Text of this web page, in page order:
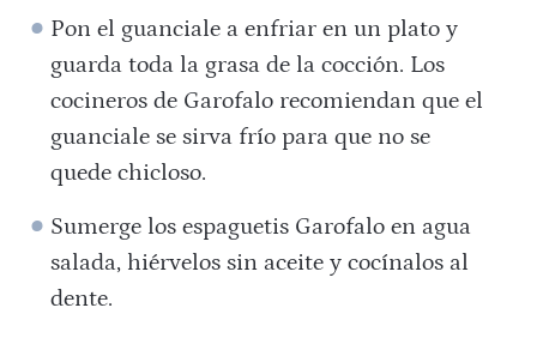
Pon el guanciale a enfriar en un plato y
guarda toda la grasa de la cocción. Los
cocineros de Garofalo recomiendan que el
guanciale se sirva frío para que no se
quede chicloso.
Sumerge los espaguetis Garofalo en agua
salada, hiérvelos sin aceite y cocínalos al
dente.